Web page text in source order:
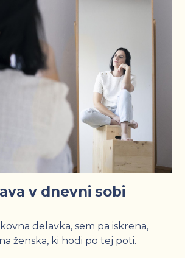
v dnevni sobi
delavka, sem pa iskrena,
ženska, ki hodi po tej poti.